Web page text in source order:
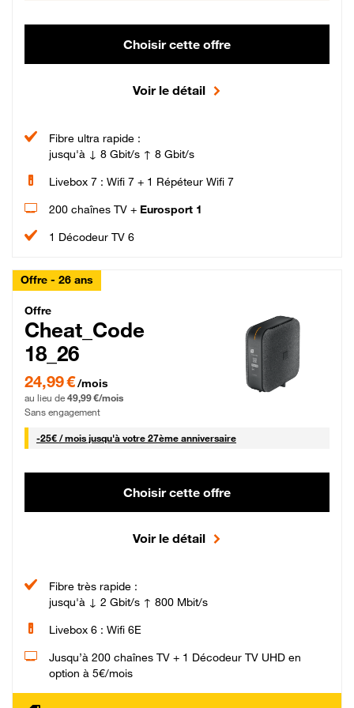
Choisir cette offre
Voir le détail
Fibre ultra rapide :
jusqu'à ↓ 8 Gbit/s ↑ 8 Gbit/s
Livebox 7 : Wifi 7 + 1 Répéteur Wifi 7
200 chaînes TV + Eurosport 1
1 Décodeur TV 6
Offre - 26 ans
Cheat_Code Fibre_18_26
Offre
Cheat_Code
18_26
24,99 € par mois pendant 0 mois puis 49,99 € par mois, Sans engagement
24,99 €/mois
au lieu de 49,99 €/mois
Sans engagement
-25€ / mois25 € par mois
jusqu'à votre 27ème anniversaire
Choisir cette offre
Voir le détail
Fibre très rapide :
jusqu'à ↓ 2 Gbit/s ↑ 800 Mbit/s
Livebox 6 : Wifi 6E
Jusqu’à 200 chaînes TV + 1 Décodeur TV UHD en
option à 5€/mois